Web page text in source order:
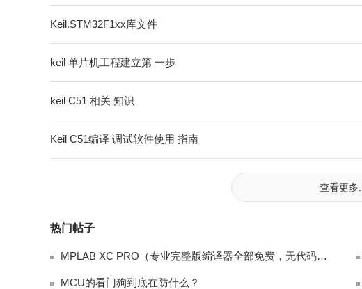
Keil.STM32F1xx库文件
keil 单片机工程建立第 一步
keil C51 相关 知识
Keil C51编译 调试软件使用 指南
查看更多...
热门帖子
MPLAB XC PRO（专业完整版编译器全部免费，无代码限制、无高级优化封锁，商
MCU的看门狗到底在防什么？